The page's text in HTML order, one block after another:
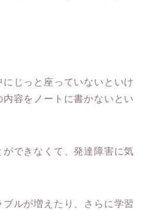
じっと座っていないといけ
容をノートに書かないとい
できなくて、発達障害に気
ルが増えたり、さらに学習